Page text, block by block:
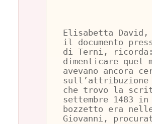
Elisabetta David,
il documento
di Terni, ricorda:
dimenticare quel
avevano ancora
sull’attribuzione
che trovo la
settembre 1483
bozzetto era
Giovanni,